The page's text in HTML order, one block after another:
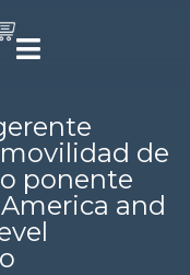
de
ponente
and